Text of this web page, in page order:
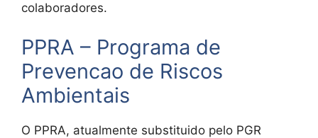
colaboradores.
PPRA – Programa de
Prevencao de Riscos
Ambientais
O PPRA, atualmente substituido pelo PGR